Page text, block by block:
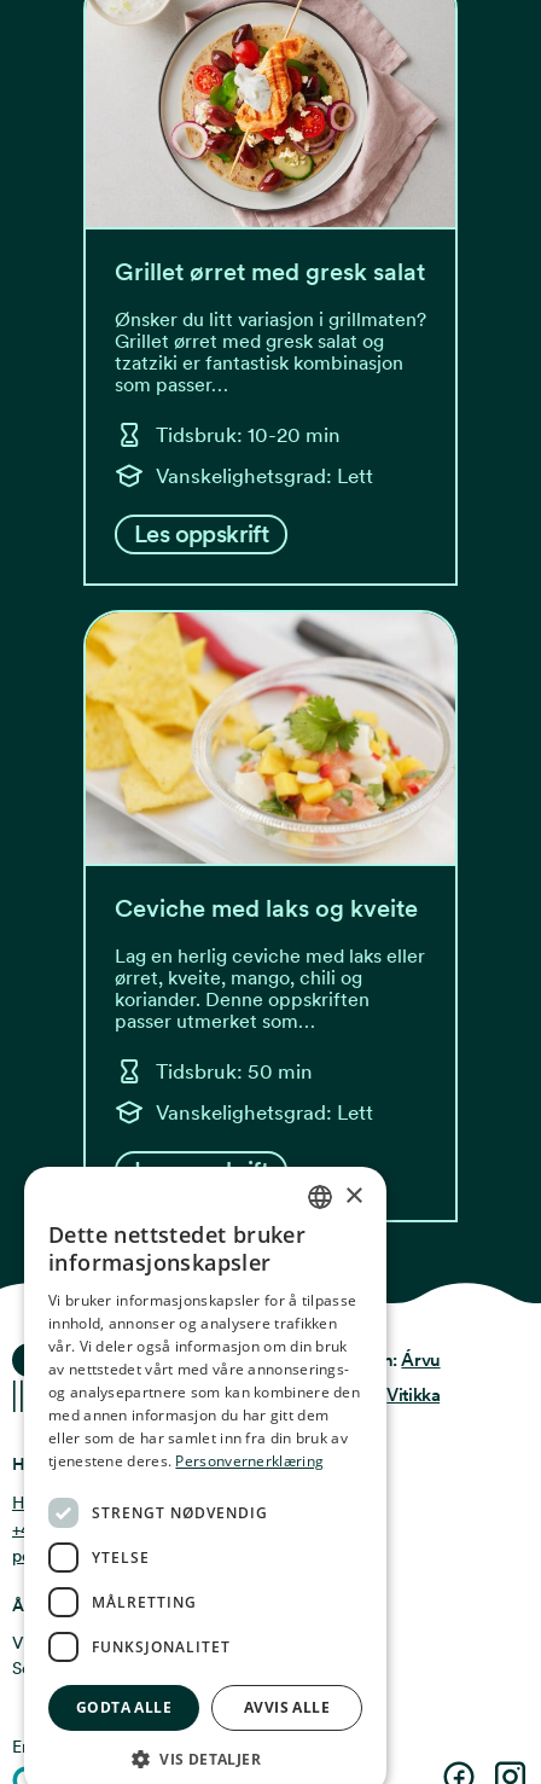
Grillet ørret med gresk salat
Ønsker du litt variasjon i grillmaten?
Grillet ørret med gresk salat og
tzatziki er fantastisk kombinasjon
som passer…
Tidsbruk: 10-20 min
Vanskelighetsgrad: Lett
Les oppskrift
Ceviche med laks og kveite
Lag en herlig ceviche med laks eller
ørret, kveite, mango, chili og
koriander. Denne oppskriften
passer utmerket som…
Tidsbruk: 50 min
Vanskelighetsgrad: Lett
Les oppskrift
Ocean Stories
Hvor finner du oss
Holmen 4b, 9750 Honningsvåg, Norge
+47 47 99 00 95
post@oceanstories.no
Åpningstider
Vintersesong 1. nov - 30. april: Man - søn 10-16
Sommersesong 1. mai - 31. okt: Man - søn 10-18
Privacy & Policy
Terms & conditions
Design:Árvu
Kode:Vitikka
En del av Cermaq
NORWEGIAN
GERMAN
FRENCH
SPANISH
FINNISH
×
Dette nettstedet bruker
informasjonskapsler
Vi bruker informasjonskapsler for å tilpasse
innhold, annonser og analysere trafikken
vår. Vi deler også informasjon om din bruk
av nettstedet vårt med våre annonserings-
og analysepartnere som kan kombinere den
med annen informasjon du har gitt dem
eller som de har samlet inn fra din bruk av
tjenestene deres. Personvernerklæring
STRENGT NØDVENDIG
YTELSE
MÅLRETTING
FUNKSJONALITET
GODTA ALLE AVVIS ALLE
VIS DETALJER